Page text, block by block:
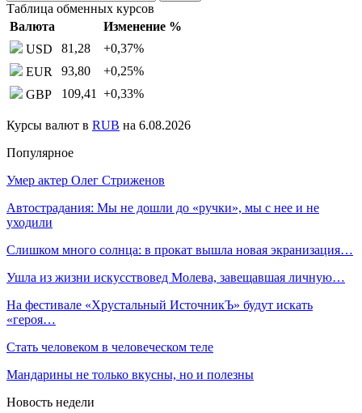
Таблица обменных курсов
Валюта
Изменение %
USD
81,28 +0,37%
EUR
93,80 +0,25%
GBP
109,41 +0,33%
Курсы валют в RUB на 6.08.2026
Популярное
Умер актер Олег Стриженов
Автострадания: Мы не дошли до «ручки», мы с нее и не
уходили
Слишком много солнца: в прокат вышла новая экранизация…
Ушла из жизни искусствовед Молева, завещавшая личную…
На фестивале «Хрустальный ИсточникЪ» будут искать
«героя…
Стать человеком в человеческом теле
Мандарины не только вкусны, но и полезны
Новость недели